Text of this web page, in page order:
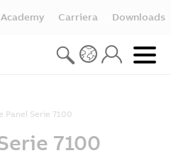
Academy Carriera Downloads
Panel Serie 7100
7100